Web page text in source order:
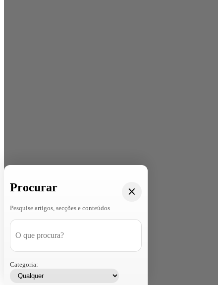
Procurar
Pesquise artigos, secções e conteúdos
Categoria: